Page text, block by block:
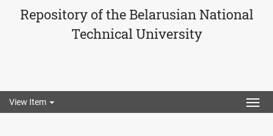
Repository of the Belarusian National
Technical University
View Item